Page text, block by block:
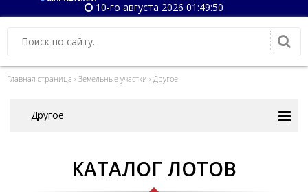
10-го августа 2026 01:49:51
Главная страница › Земельные участки › Другое
Другое
КАТАЛОГ ЛОТОВ